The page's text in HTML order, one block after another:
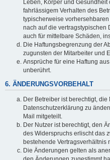
Leben, Körper und
fahrlässigem Verhalten des
typischerweise
nach auf die vertragstypischen
auch für mittelbare Schäden,
Die Haftungsbegrenzung der
zugunsten der Mitarbeiter und
Ansprüche für eine Haftung
unberührt.
6. ÄNDERUNGSVORBEHALT
Der Betreiber ist berechtigt,
Datenschutzerklärung zu
Mail mitgeteilt.
Der Nutzer ist berechtigt, den
des Widerspruchs erlischt das
bestehende Vertragsverhältnis
Die Änderungen gelten als